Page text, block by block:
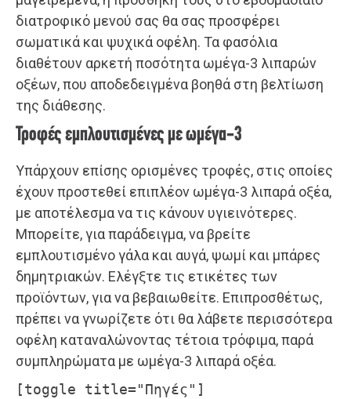
διατροφικό μενού σας θα σας προσφέρει
σωματικά και ψυχικά οφέλη. Τα φασόλια
διαθέτουν αρκετή ποσότητα ωμέγα-3 λιπαρών
οξέων, που αποδεδειγμένα βοηθά στη βελτίωση
της διάθεσης.
Τροφές εμπλουτισμένες με ωμέγα-3
Υπάρχουν επίσης ορισμένες τροφές, στις οποίες
έχουν προστεθεί επιπλέον ωμέγα-3 λιπαρά οξέα,
με αποτέλεσμα να τις κάνουν υγιεινότερες.
Μπορείτε, για παράδειγμα, να βρείτε
εμπλουτισμένο γάλα και αυγά, ψωμί και μπάρες
δημητριακών. Ελέγξτε τις ετικέτες των
προϊόντων, για να βεβαιωθείτε. Επιπροσθέτως,
πρέπει να γνωρίζετε ότι θα λάβετε περισσότερα
οφέλη καταναλώνοντας τέτοια τρόφιμα, παρά
συμπληρώματα με ωμέγα-3 λιπαρά οξέα.
[toggle title="Πηγές"]